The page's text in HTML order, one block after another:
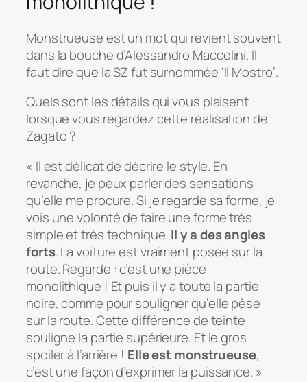
Monstrueuse est un mot qui revient souvent
dans la bouche d’Alessandro Maccolini. Il
faut dire que la SZ fut surnommée ‘Il Mostro’.
Quels sont les détails qui vous plaisent
lorsque vous regardez cette réalisation de
Zagato ?
« Il est délicat de décrire le style. En
revanche, je peux parler des sensations
qu’elle me procure. Si je regarde sa forme, je
vois une volonté de faire une forme très
simple et très technique.Il y a des angles
forts. La voiture est vraiment posée sur la
route. Regarde : c’est une pièce
monolithique ! Et puis il y a toute la partie
noire, comme pour souligner qu’elle pèse
sur la route. Cette différence de teinte
souligne la partie supérieure. Et le gros
spoiler à l’arrière ! Elle est monstrueuse,
c’est une façon d’exprimer la puissance. »